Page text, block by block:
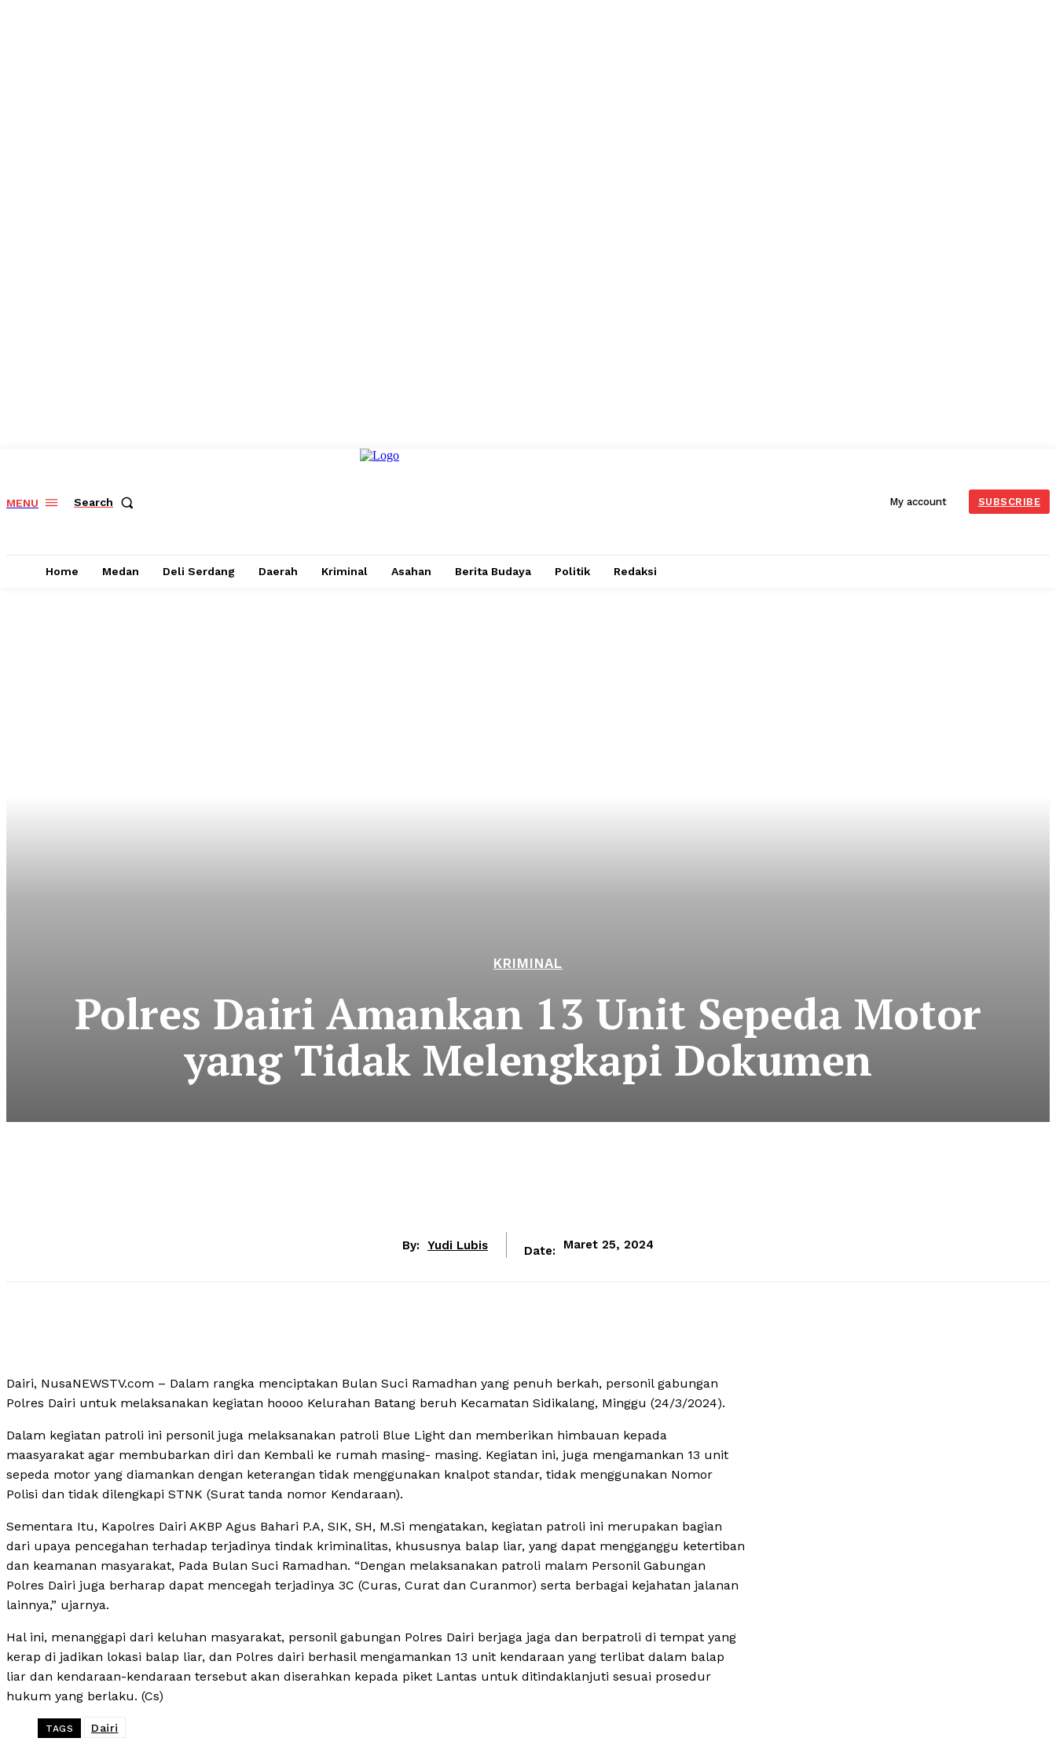
MENU Search My account SUBSCRIBE
Home Medan Deli Serdang Daerah Kriminal Asahan Berita Budaya Politik Redaksi
KRIMINAL
Polres Dairi Amankan 13 Unit Sepeda Motor
yang Tidak Melengkapi Dokumen
By: Yudi Lubis Date: Maret 25, 2024
Dairi, NusaNEWSTV.com – Dalam rangka menciptakan Bulan Suci Ramadhan yang penuh berkah, personil gabungan
Polres Dairi untuk melaksanakan kegiatan hoooo Kelurahan Batang beruh Kecamatan Sidikalang, Minggu (24/3/2024).
Dalam kegiatan patroli ini personil juga melaksanakan patroli Blue Light dan memberikan himbauan kepada
maasyarakat agar membubarkan diri dan Kembali ke rumah masing- masing. Kegiatan ini, juga mengamankan 13 unit
sepeda motor yang diamankan dengan keterangan tidak menggunakan knalpot standar, tidak menggunakan Nomor
Polisi dan tidak dilengkapi STNK (Surat tanda nomor Kendaraan).
Sementara Itu, Kapolres Dairi AKBP Agus Bahari P.A, SIK, SH, M.Si mengatakan, kegiatan patroli ini merupakan bagian
dari upaya pencegahan terhadap terjadinya tindak kriminalitas, khususnya balap liar, yang dapat mengganggu ketertiban
dan keamanan masyarakat, Pada Bulan Suci Ramadhan. “Dengan melaksanakan patroli malam Personil Gabungan
Polres Dairi juga berharap dapat mencegah terjadinya 3C (Curas, Curat dan Curanmor) serta berbagai kejahatan jalanan
lainnya,” ujarnya.
Hal ini, menanggapi dari keluhan masyarakat, personil gabungan Polres Dairi berjaga jaga dan berpatroli di tempat yang
kerap di jadikan lokasi balap liar, dan Polres dairi berhasil mengamankan 13 unit kendaraan yang terlibat dalam balap
liar dan kendaraan-kendaraan tersebut akan diserahkan kepada piket Lantas untuk ditindaklanjuti sesuai prosedur
hukum yang berlaku. (Cs)
TAGS Dairi